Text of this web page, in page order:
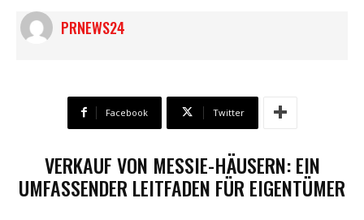
PRNEWS24
Facebook Twitter
VERKAUF VON MESSIE-HÄUSERN: EIN
UMFASSENDER LEITFADEN FÜR EIGENTÜMER